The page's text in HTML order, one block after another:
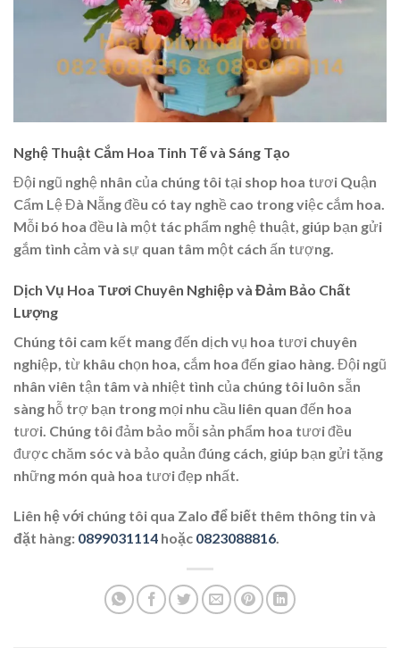
Nghệ Thuật Cắm Hoa Tinh Tế và Sáng Tạo
Đội ngũ nghệ nhân của chúng tôi tại shop hoa tươi Quận
Cẩm Lệ Đà Nẵng đều có tay nghề cao trong việc cắm hoa.
Mỗi bó hoa đều là một tác phẩm nghệ thuật, giúp bạn gửi
gắm tình cảm và sự quan tâm một cách ấn tượng.
Dịch Vụ Hoa Tươi Chuyên Nghiệp và Đảm Bảo Chất
Lượng
Chúng tôi cam kết mang đến dịch vụ hoa tươi chuyên
nghiệp, từ khâu chọn hoa, cắm hoa đến giao hàng. Đội ngũ
nhân viên tận tâm và nhiệt tình của chúng tôi luôn sẵn
sàng hỗ trợ bạn trong mọi nhu cầu liên quan đến hoa
tươi. Chúng tôi đảm bảo mỗi sản phẩm hoa tươi đều
được chăm sóc và bảo quản đúng cách, giúp bạn gửi tặng
những món quà hoa tươi đẹp nhất.
Liên hệ với chúng tôi qua Zalo để biết thêm thông tin và
đặt hàng: 0899031114 hoặc 0823088816.